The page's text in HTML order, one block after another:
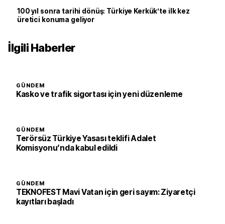
100 yıl sonra tarihi dönüş: Türkiye Kerkük’te ilk kez
üretici konuma geliyor
İlgili Haberler
GÜNDEM
Kasko ve trafik sigortası için yeni düzenleme
GÜNDEM
Terörsüz Türkiye Yasası teklifi Adalet
Komisyonu’nda kabul edildi
GÜNDEM
TEKNOFEST Mavi Vatan için geri sayım: Ziyaretçi
kayıtları başladı